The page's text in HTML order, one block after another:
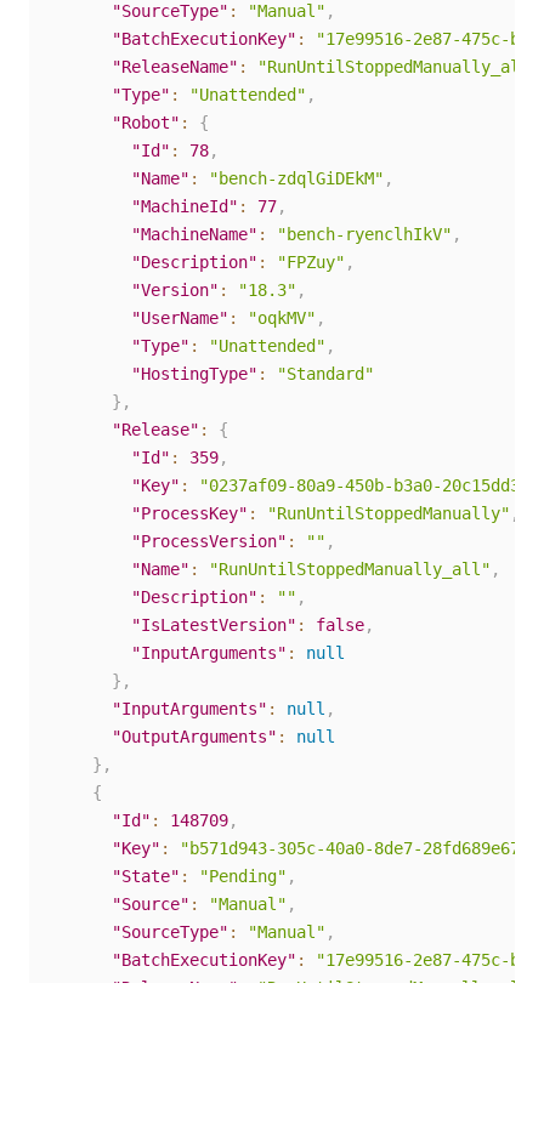
"SourceType" : "Manual" ,
"BatchExecutionKey" :
"17e99516-2e87-475c-
"ReleaseName" : "RunUntilStoppedManually_all"
"Type" : "Unattended" ,
"Robot" :
{
"Id" : 78,
"Name" : "bench-zdqlGiDEkM" ,
"MachineId" : 77,
"MachineName" : "bench-ryenclhIkV" ,
"Description" : "FPZuy" ,
"Version" : "18.3" ,
"UserName" : "oqkMV" ,
"Type" : "Unattended" ,
"HostingType" :
"Standard"
} ,
"Release" :
{
"Id" : 359,
"Key" :
"0237af09-80a9-450b-b3a0-
"ProcessKey" : "RunUntilStoppedManually" ,
"ProcessVersion" : "" ,
"Name" : "RunUntilStoppedManually_all" ,
"Description" : "" ,
"IsLatestVersion" : false,
"InputArguments" :
null
} ,
"InputArguments" : null ,
"OutputArguments" :
null
} ,
{
"Id" : 148709,
"Key" :
"b571d943-305c-40a0-8de7-
"State" : "Pending" ,
"Source" : "Manual" ,
"SourceType" : "Manual" ,
"BatchExecutionKey" :
"17e99516-2e87-475c-
"ReleaseName"
"RunUntilStoppedManually_all"